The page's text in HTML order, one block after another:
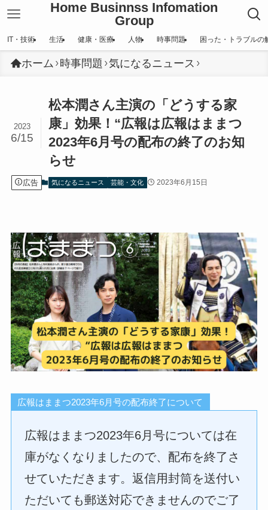
Home Businnss Infomation
Group
IT・技術 生活 健康・医療 人物 時事問題 困った・トラブルの
ホーム 時事問題 気になるニュース
松本潤さん主演の「どうする家
康」効果！“広報は広報はままつ
2023年6月号の配布の終了のお知
らせ
2023
6/15
広告 気になるニュース 芸能・文化 2023年6月15日
広報はままつ2023年6月号の配布終了について
広報はままつ2023年6月号については在
庫がなくなりましたので、配布を終了さ
せていただきます。返信用封筒を送付い
ただいても郵送対応できませんのでご了